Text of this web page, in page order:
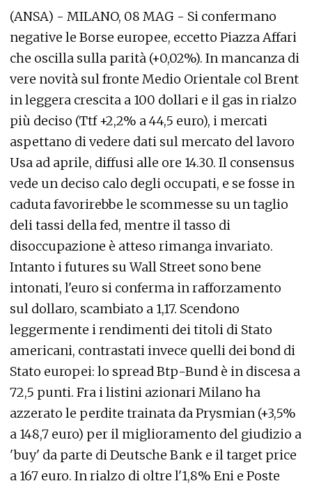
(ANSA) - MILANO, 08 MAG - Si confermano
negative le Borse europee, eccetto Piazza Affari
che oscilla sulla parità (+0,02%). In mancanza di
vere novità sul fronte Medio Orientale col Brent
in leggera crescita a 100 dollari e il gas in rialzo
più deciso (Ttf +2,2% a 44,5 euro), i mercati
aspettano di vedere dati sul mercato del lavoro
Usa ad aprile, diffusi alle ore 14.30. Il consensus
vede un deciso calo degli occupati, e se fosse in
caduta favorirebbe le scommesse su un taglio
deli tassi della fed, mentre il tasso di
disoccupazione è atteso rimanga invariato.
Intanto i futures su Wall Street sono bene
intonati, l'euro si conferma in rafforzamento
sul dollaro, scambiato a 1,17. Scendono
leggermente i rendimenti dei titoli di Stato
americani, contrastati invece quelli dei bond di
Stato europei: lo spread Btp-Bund è in discesa a
72,5 punti. Fra i listini azionari Milano ha
azzerato le perdite trainata da Prysmian (+3,5%
a 148,7 euro) per il miglioramento del giudizio a
'buy' da parte di Deutsche Bank e il target price
a 167 euro. In rialzo di oltre l'1,8% Eni e Poste